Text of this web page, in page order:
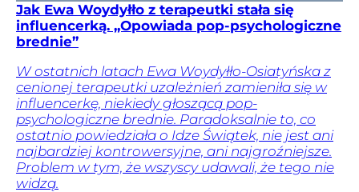
Jak Ewa Woydyłło z terapeutki stała się
influencerką. „Opowiada pop-psychologiczne
brednie”
W ostatnich latach Ewa Woydyłło-Osiatyńska z
cenionej terapeutki uzależnień zamieniła się w
influencerkę, niekiedy głoszącą pop-
psychologiczne brednie. Paradoksalnie to, co
ostatnio powiedziała o Idze Świątek, nie jest ani
najbardziej kontrowersyjne, ani najgroźniejsze.
Problem w tym, że wszyscy udawali, że tego nie
widzą.